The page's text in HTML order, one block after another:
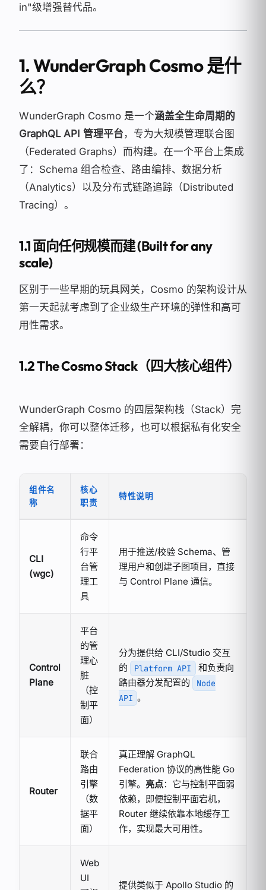
in"级增强替代品。
1. WunderGraph Cosmo 是什
么？
WunderGraph Cosmo 是一个涵盖全生命周期的
GraphQL API 管理平台 ，专为大规模管理联合图
（Federated Graphs）而构建。在一个平台上集成
了：Schema 组合检查、路由编排、数据分析
（Analytics）以及分布式链路追踪（Distributed
Tracing）。
1.1 面向任何规模而建 (Built for any
scale)
区别于一些早期的玩具网关，Cosmo 的架构设计从
第一天起就考虑到了企业级生产环境的弹性和高可
用性需求。
1.2 The Cosmo Stack（四大核心组件）
WunderGraph Cosmo 的四层架构栈（Stack）完
全解耦，你可以整体迁移，也可以根据私有化安全
需要自行部署：
组件名
称
核心
职责
特性说明
CLI
(wgc)
命令
行平
台管
理工
具
用于推送/校验 Schema、管
理用户和创建子图项目，直接
与 Control Plane 通信。
Control
Plane
平台
的管
理心
脏
（控
制平
面）
分为提供给 CLI/Studio 交互
的
Platform API
和负责向
路由器分发配置的
Node
API 。
Router
联合
路由
引擎
（数
据平
面）
真正理解 GraphQL
Federation 协议的高性能 Go
引擎。 亮点：它与控制平面弱
依赖，即便控制平面宕机，
Router 继续依靠本地缓存工
作，实现最大可用性。
Web
UI
提供类似于 Apollo Studio 的